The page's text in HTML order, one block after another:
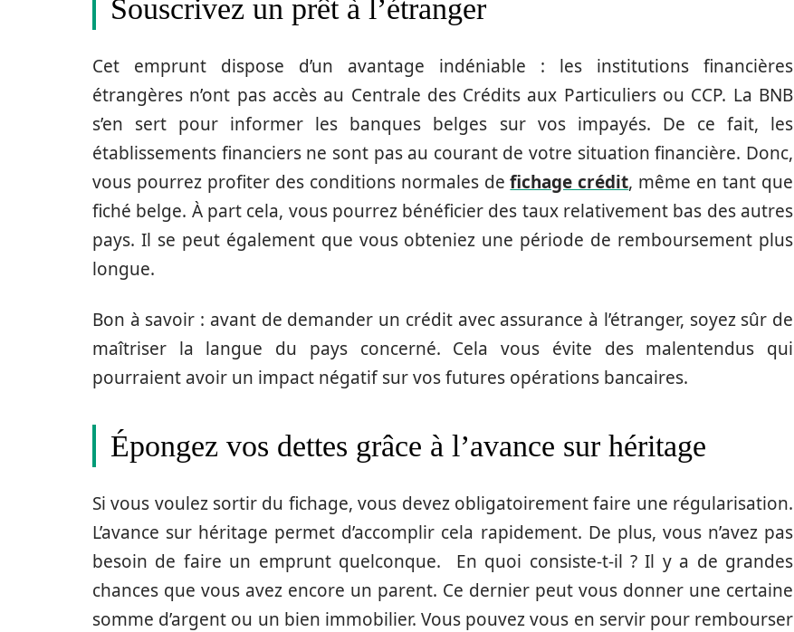
Souscrivez un prêt à l’étranger
Cet emprunt dispose d’un avantage indéniable : les institutions financières
étrangères n’ont pas accès au Centrale des Crédits aux Particuliers ou CCP. La BNB
s’en sert pour informer les banques belges sur vos impayés. De ce fait, les
établissements financiers ne sont pas au courant de votre situation financière. Donc,
vous pourrez profiter des conditions normales defichage crédit, même en tant que
fiché belge. À part cela, vous pourrez bénéficier des taux relativement bas des autres
pays. Il se peut également que vous obteniez une période de remboursement plus
longue.
Bon à savoir : avant de demander un crédit avec assurance à l’étranger, soyez sûr de
maîtriser la langue du pays concerné. Cela vous évite des malentendus qui
pourraient avoir un impact négatif sur vos futures opérations bancaires.
Épongez vos dettes grâce à l’avance sur héritage
Si vous voulez sortir du fichage, vous devez obligatoirement faire une régularisation.
L’avance sur héritage permet d’accomplir cela rapidement. De plus, vous n’avez pas
besoin de faire un emprunt quelconque. En quoi consiste-t-il ? Il y a de grandes
chances que vous avez encore un parent. Ce dernier peut vous donner une certaine
somme d’argent ou un bien immobilier. Vous pouvez vous en servir pour rembourser